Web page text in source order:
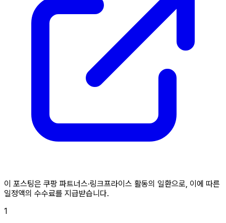
이 포스팅은 쿠팡 파트너스·링크프라이스 활동의 일환으로, 이에 따른
일정액의 수수료를 지급받습니다.
1